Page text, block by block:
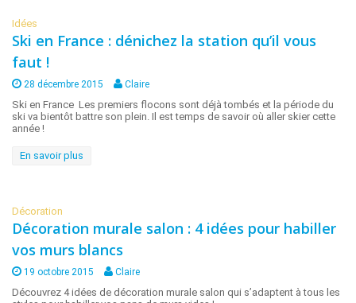
Idées
Ski en France : dénichez la station qu’il vous
faut !
28 décembre 2015 Claire
Ski en France Les premiers flocons sont déjà tombés et la période du
ski va bientôt battre son plein. Il est temps de savoir où aller skier cette
année !
En savoir plus
Décoration
Décoration murale salon : 4 idées pour habiller
vos murs blancs
19 octobre 2015 Claire
Découvrez 4 idées de décoration murale salon qui s’adaptent à tous les